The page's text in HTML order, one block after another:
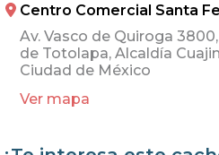
Centro Comercial Santa Fe
Av. Vasco de Quiroga
de Totolapa, Alcaldía
Ciudad de México
Ver mapa